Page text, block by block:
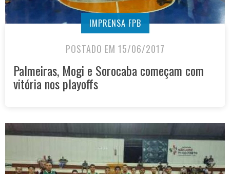
IMPRENSA FPB
POSTADO EM 15/06/2017
Palmeiras, Mogi e Sorocaba começam com
vitória nos playoffs